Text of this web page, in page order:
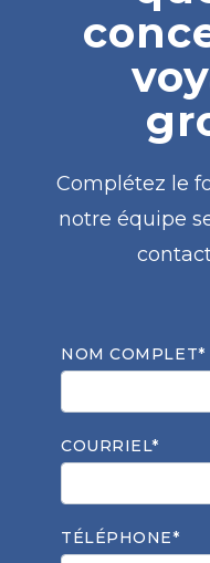
Complétez le
notre équipe
NOM COMPLET*
COURRIEL*
TÉLÉPHONE*